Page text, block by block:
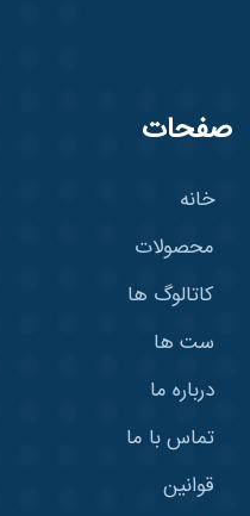
صفحات
خانه
محصولات
کاتالوگ ها
ست ها
درباره ما
تماس با ما
قوانین